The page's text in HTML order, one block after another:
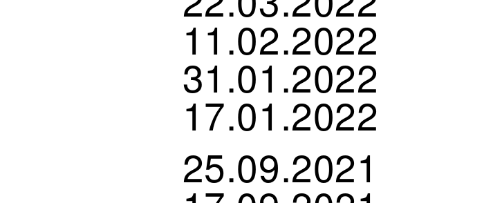
11.02.2022
31.01.2022
17.01.2022
25.09.2021